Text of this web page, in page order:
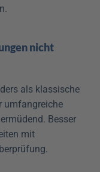
nicht
als klassische
umfangreiche
Besser
mit